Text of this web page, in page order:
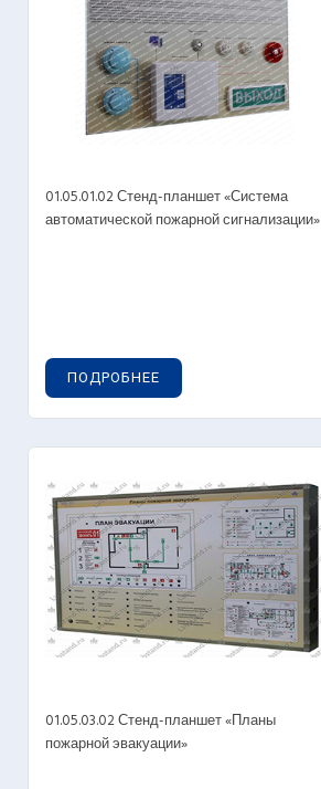
01.05.01.02 Стенд-планшет «Система
автоматической пожарной сигнализации»
ПОДРОБНЕЕ
01.05.03.02 Стенд-планшет «Планы
пожарной эвакуации»